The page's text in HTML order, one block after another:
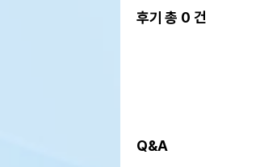
후기 총 0 건
Q&A